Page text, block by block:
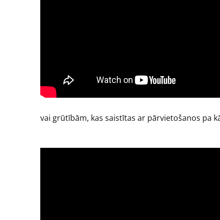
vai grūtībām, kas saistītas ar pārvietošanos pa